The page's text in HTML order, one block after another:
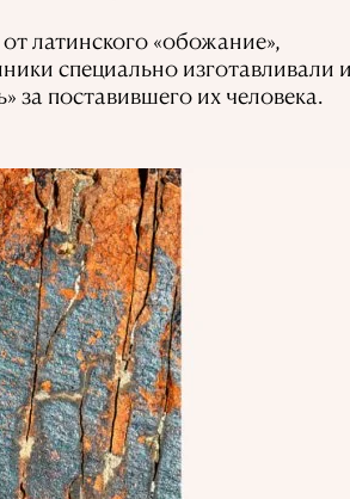
латинского «обожание»,
специально изготавливали и
поставившего их человека.